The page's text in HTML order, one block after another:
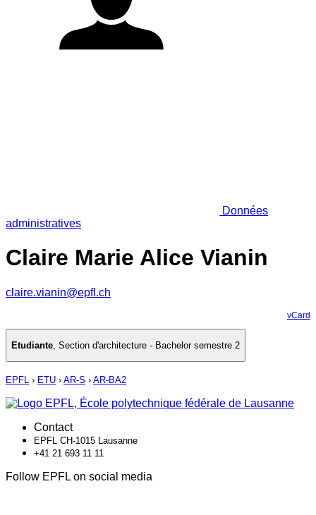
Données
administratives
Claire Marie Alice Vianin
claire.vianin@epfl.ch
vCard
Etudiante, Section d'architecture - Bachelor semestre 2
EPFL › ETU › AR-S › AR-BA2
Contact
EPFL CH-1015 Lausanne
+41 21 693 11 11
Follow EPFL on social media